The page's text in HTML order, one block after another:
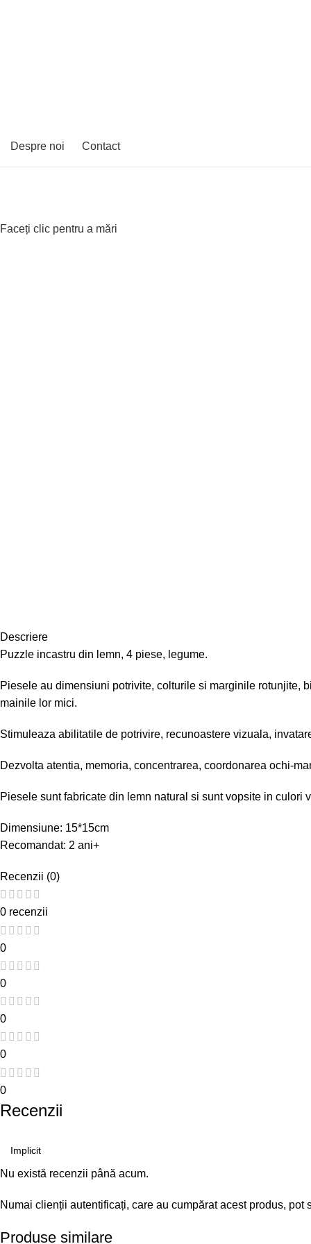
Despre noi Contact
Faceți clic pentru a mări
Descriere
Puzzle incastru din lemn, 4 piese, legume.
Piesele au dimensiuni potrivite, colturile si marginile rotunjite,
mainile lor mici.
Stimuleaza abilitatile de potrivire, recunoastere vizuala,
Dezvolta atentia, memoria, concentrarea, coordonarea ochi-
Piesele sunt fabricate din lemn natural si sunt vopsite in culori
Dimensiune: 15*15cm
Recomandat: 2 ani+
Recenzii (0)
0 recenzii
0
0
0
0
0
Recenzii
Nu există recenzii până acum.
Numai clienții autentificați, care au cumpărat acest produs, pot
Produse similare